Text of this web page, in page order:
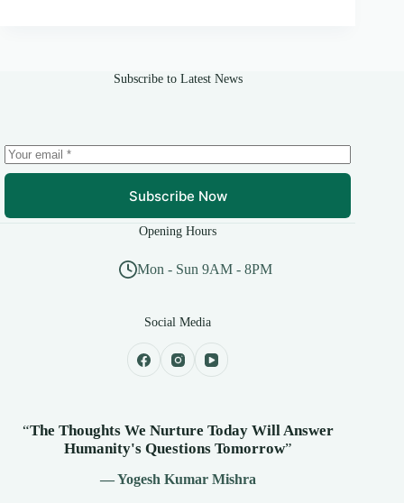
Subscribe to Latest News
Subscribe Now
Opening Hours
Mon - Sun 9AM - 8PM
Social Media
“The Thoughts We Nurture Today Will Answer
Humanity's Questions Tomorrow”
— Yogesh Kumar Mishra